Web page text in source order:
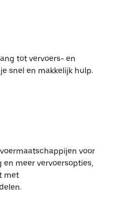
tot vervoers- en
snel en makkelijk hulp.
voor
meer vervoersopties,
met